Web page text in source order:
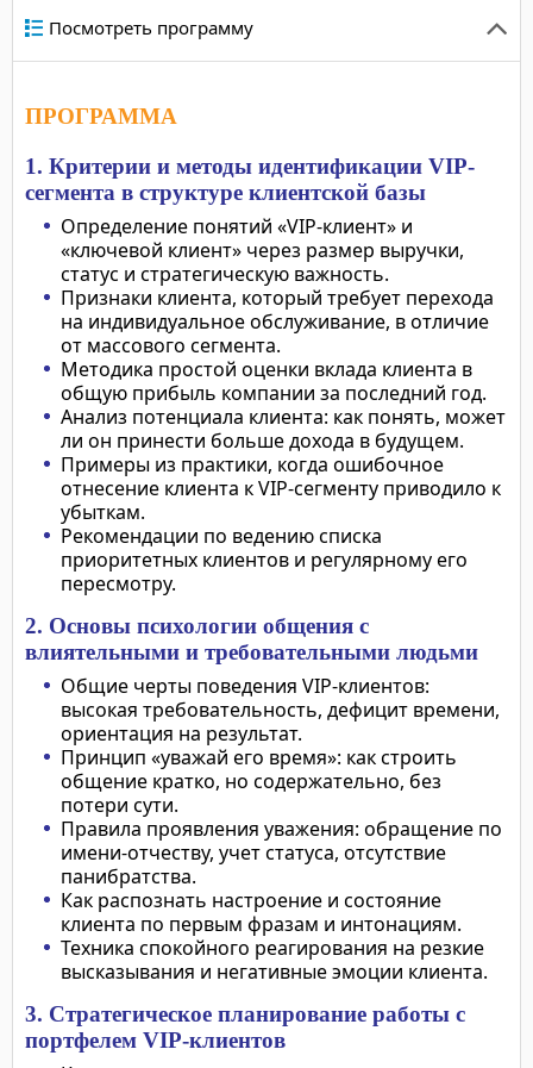
Посмотреть программу
ПРОГРАММА
1. Критерии и методы идентификации VIP-
сегмента в структуре клиентской базы
Определение понятий «VIP-клиент» и
«ключевой клиент» через размер выручки,
статус и стратегическую важность.
Признаки клиента, который требует перехода
на индивидуальное обслуживание, в отличие
от массового сегмента.
Методика простой оценки вклада клиента в
общую прибыль компании за последний год.
Анализ потенциала клиента: как понять, может
ли он принести больше дохода в будущем.
Примеры из практики, когда ошибочное
отнесение клиента к VIP-сегменту приводило к
убыткам.
Рекомендации по ведению списка
приоритетных клиентов и регулярному его
пересмотру.
2. Основы психологии общения с
влиятельными и требовательными людьми
Общие черты поведения VIP-клиентов:
высокая требовательность, дефицит времени,
ориентация на результат.
Принцип «уважай его время»: как строить
общение кратко, но содержательно, без
потери сути.
Правила проявления уважения: обращение по
имени-отчеству, учет статуса, отсутствие
панибратства.
Как распознать настроение и состояние
клиента по первым фразам и интонациям.
Техника спокойного реагирования на резкие
высказывания и негативные эмоции клиента.
3. Стратегическое планирование работы с
портфелем VIP-клиентов